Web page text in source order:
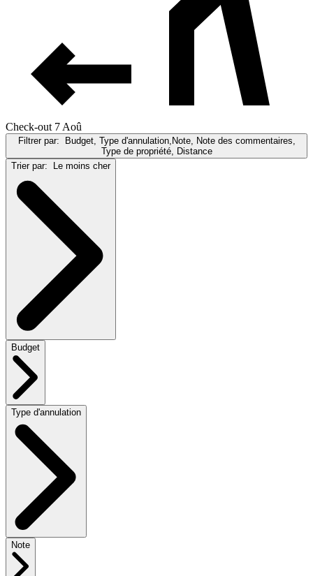
Check-out 7 Aoû
Filtrer par: Budget, Type d'annulation,Note, Note des commentaires,
Type de propriété, Distance
Trier par: Le moins cher
Budget
Type d'annulation
Note